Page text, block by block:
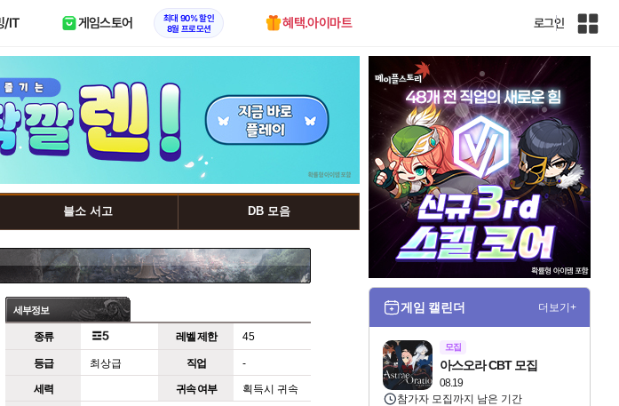
/IT 게임스토어
최대 90% 할인
8월 프로모션
혜택.아이마트 로그인
인
블소 서고 DB 모음
세부정보
종류 레벨 제한 45
등급 최상급 직업 -
세력 귀속 여부 획득시 귀속
게임 캘린더 더보기+
모집
08.19
아스오라 CBT 모집
참가자 모집까지 남은 기간